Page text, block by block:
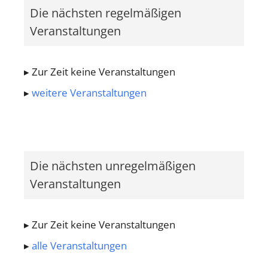
Die nächsten regelmäßigen
Veranstaltungen
Zur Zeit keine Veranstaltungen
weitere Veranstaltungen
Die nächsten unregelmäßigen
Veranstaltungen
Zur Zeit keine Veranstaltungen
alle Veranstaltungen